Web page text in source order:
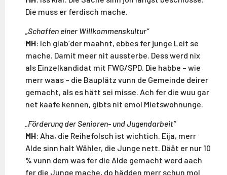
Die muss er ferdisch mache.
„Schaffen einer Willkommenskultur“
MH: Ich glab´der maahnt, ebbes fer junge Leit se
mache. Damit meer nit aussterbe. Dess werd nix
als Einzelkandidat mit FWG/SPD. Die habbe – wie
merr waas – die Bauplätz vunn de Gemeinde deirer
gemacht, als es hätt sei misse. Ach fer die wuu gar
net kaafe kennen, gibts nit emol Mietswohnunge.
„Förderung der Senioren- und Jugendarbeit“
MH: Aha, die Reihefolsch ist wichtich. Eija, merr
Alde sinn halt Wähler, die Junge nett. Däät er nur 10
% vunn dem was fer die Alde gemacht werd aach
fer die Junge mache, do hädden merr schun mol